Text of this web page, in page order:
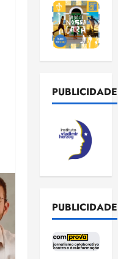
PUBLICIDADE
PUBLICIDADE